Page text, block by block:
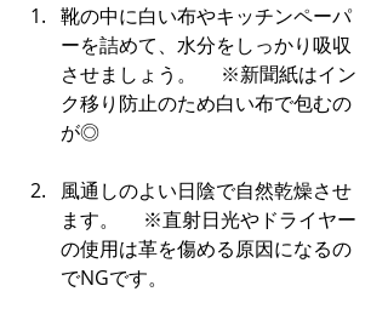
靴の中に白い布やキッチンペーパ
ーを詰めて、水分をしっかり吸収
させましょう。 　※新聞紙はイン
ク移り防止のため白い布で包むの
が◎
風通しのよい日陰で自然乾燥させ
ます。 　※直射日光やドライヤー
の使用は革を傷める原因になるの
でNGです。